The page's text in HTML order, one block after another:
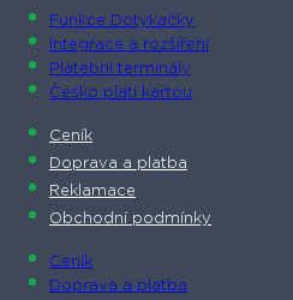
Funkce Dotykačky
Integrace a rozšíření
Platební terminály
Česko platí kartou
Ceník
Doprava a platba
Reklamace
Obchodní podmínky
Ceník
Doprava a platba